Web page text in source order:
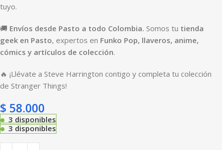
tuyo.
🚚 Envíos desde Pasto a todo Colombia. Somos tu tienda
geek en Pasto, expertos en Funko Pop, llaveros, anime,
cómics y artículos de colección.
🔥 ¡Llévate a Steve Harrington contigo y completa tu colección
de Stranger Things!
$ 58.000
3 disponibles
3 disponibles